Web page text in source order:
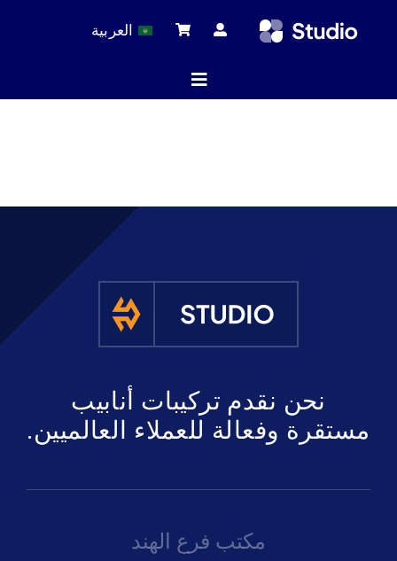
العربية
Toggle
عرض أسعار
نحن نقدم تركيبات أنابيب
مستقرة وفعالة للعملاء العالميين.
مكتب فرع الهند